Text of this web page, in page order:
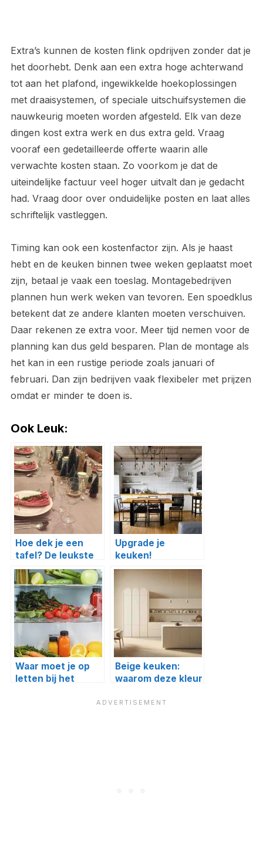
Extra’s kunnen de kosten flink opdrijven zonder dat je
het doorhebt. Denk aan een extra hoge achterwand
tot aan het plafond, ingewikkelde hoekoplossingen
met draaisystemen, of speciale uitschuifsystemen die
nauwkeurig moeten worden afgesteld. Elk van deze
dingen kost extra werk en dus extra geld. Vraag
vooraf een gedetailleerde offerte waarin alle
verwachte kosten staan. Zo voorkom je dat de
uiteindelijke factuur veel hoger uitvalt dan je gedacht
had. Vraag door over onduidelijke posten en laat alles
schriftelijk vastleggen.
Timing kan ook een kostenfactor zijn. Als je haast
hebt en de keuken binnen twee weken geplaatst moet
zijn, betaal je vaak een toeslag. Montagebedrijven
plannen hun werk weken van tevoren. Een spoedklus
betekent dat ze andere klanten moeten verschuiven.
Daar rekenen ze extra voor. Meer tijd nemen voor de
planning kan dus geld besparen. Plan de montage als
het kan in een rustige periode zoals januari of
februari. Dan zijn bedrijven vaak flexibeler met prijzen
omdat er minder te doen is.
Ook Leuk:
Hoe dek je een
tafel? De leukste
tips!
Upgrade je
keuken!
Waar moet je op
letten bij het
Beige keuken:
waarom deze kleur